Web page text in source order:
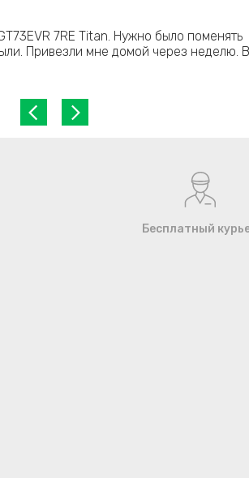
7RE Titan. Нужно было поменять
Привезли мне домой через неделю.
Бесплатный